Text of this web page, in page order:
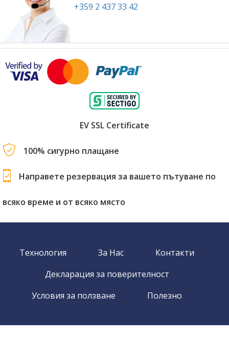
+359 2 437 33 42
EV SSL Certificate
100% сигурно плащане
Направете резервация за вашето пътуване по
всяко време и от всяко място
Технология За Нас
Контакти
Декларация за поверителност
Условия за ползване
Полезно